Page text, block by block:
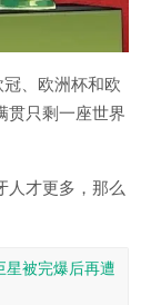
、欧洲杯和欧
贯只剩一座世界
人才更多，那么
被完爆后再遭